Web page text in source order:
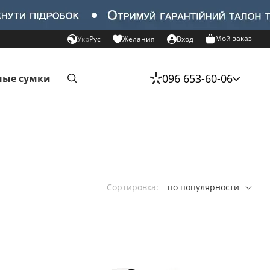
УкрРус Желания Вход Мой заказ
сумки 096 653-60-06
Сортировка: по популярности